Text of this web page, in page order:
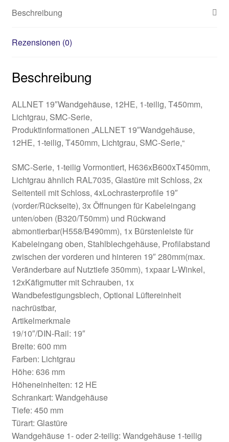
Beschreibung
Rezensionen (0)
Beschreibung
ALLNET 19″Wandgehäuse, 12HE, 1-teilig, T450mm,
Lichtgrau, SMC-Serie,
Produktinformationen „ALLNET 19″Wandgehäuse,
12HE, 1-teilig, T450mm, Lichtgrau, SMC-Serie,“
SMC-Serie, 1-teilig Vormontiert, H636xB600xT450mm,
Lichtgrau ähnlich RAL7035, Glastüre mit Schloss, 2x
Seitenteil mit Schloss, 4xLochrasterprofile 19″
(vorder/Rückseite), 3x Öffnungen für Kabeleingang
unten/oben (B320/T50mm) und Rückwand
abmontierbar(H558/B490mm), 1x Bürstenleiste für
Kabeleingang oben, Stahlblechgehäuse, Profilabstand
zwischen der vorderen und hinteren 19″ 280mm(max.
Veränderbare auf Nutztiefe 350mm), 1xpaar L-Winkel,
12xKäfigmutter mit Schrauben, 1x
Wandbefestigungsblech, Optional Lüftereinheit
nachrüstbar,
Artikelmerkmale
19/10″/DIN-Rail: 19″
Breite: 600 mm
Farben: Lichtgrau
Höhe: 636 mm
Höheneinheiten: 12 HE
Schrankart: Wandgehäuse
Tiefe: 450 mm
Türart: Glastüre
Wandgehäuse 1- oder 2-teilig: Wandgehäuse 1-teilig